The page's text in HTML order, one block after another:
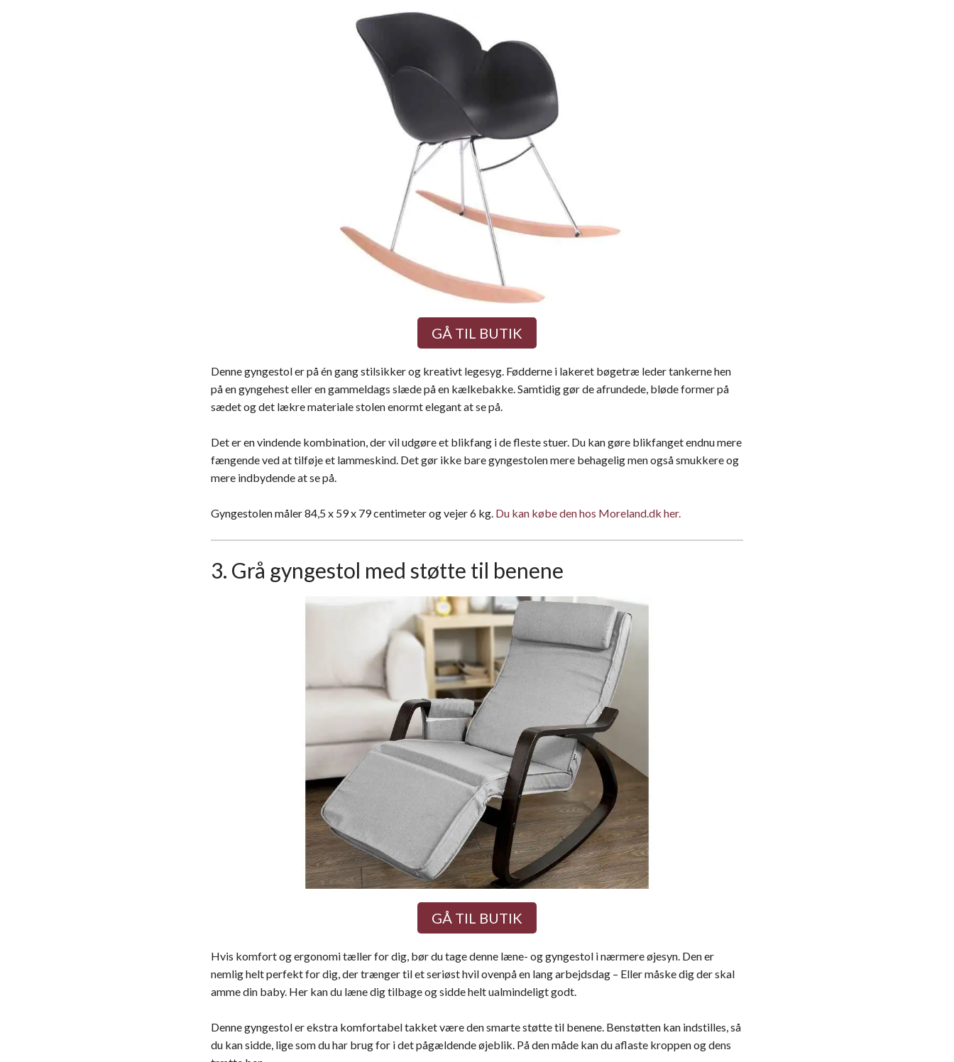
GÅ TIL BUTIK
Denne gyngestol er på én gang stilsikker og kreativt legesyg. Fødderne i lakeret bøgetræ leder tankerne hen
på en gyngehest eller en gammeldags slæde på en kælkebakke. Samtidig gør de afrundede, bløde former på
sædet og det lækre materiale stolen enormt elegant at se på.
Det er en vindende kombination, der vil udgøre et blikfang i de fleste stuer. Du kan gøre blikfanget endnu mere
fængende ved at tilføje et lammeskind. Det gør ikke bare gyngestolen mere behagelig men også smukkere og
mere indbydende at se på.
Gyngestolen måler 84,5 x 59 x 79 centimeter og vejer 6 kg. Du kan købe den hos Moreland.dk her.
3. Grå gyngestol med støtte til benene
GÅ TIL BUTIK
Hvis komfort og ergonomi tæller for dig, bør du tage denne læne- og gyngestol i nærmere øjesyn. Den er
nemlig helt perfekt for dig, der trænger til et seriøst hvil ovenpå en lang arbejdsdag – Eller måske dig der skal
amme din baby. Her kan du læne dig tilbage og sidde helt ualmindeligt godt.
Denne gyngestol er ekstra komfortabel takket være den smarte støtte til benene. Benstøtten kan indstilles, så
du kan sidde, lige som du har brug for i det pågældende øjeblik. På den måde kan du aflaste kroppen og dens